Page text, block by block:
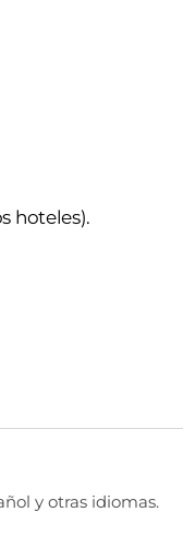
hoteles).
y otras idiomas.